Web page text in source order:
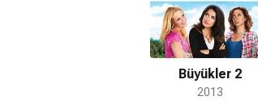
Büyükler 2
2013